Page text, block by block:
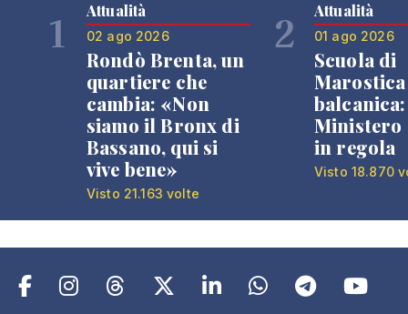
1 Attualità
02 ago 2026
Rondò Brenta, un
quartiere che
cambia: «Non
siamo il Bronx di
Bassano, qui si
vive bene»
Visto 21.163 volte
2 Attualità
01 ago 2026
Scuola di
Ministero
in regola
Visto 18.870